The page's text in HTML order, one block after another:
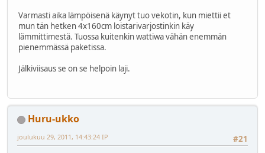
Varmasti aika lämpöisenä käynyt tuo vekotin, kun miettii et
mun tän hetken 4x160cm loistarivarjostinkin käy
lämmittimestä. Tuossa kuitenkin wattiwa vähän enemmän
pienemmässä paketissa.
Jälkiviisaus se on se helpoin laji.
Huru-ukko
#21
joulukuu 29, 2011, 14:43:24 IP